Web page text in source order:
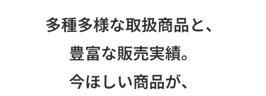
多種多様な取扱商品と、
豊富な販売実績。
今ほしい商品が、